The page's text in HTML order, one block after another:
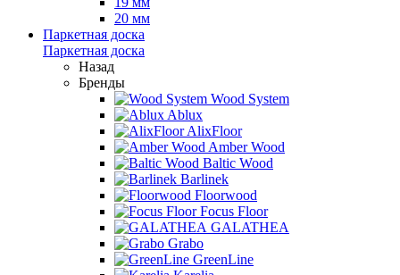
20 мм
Паркетная доска
Паркетная доска
Назад
Бренды
Wood System
Ablux
AlixFloor
Amber Wood
Baltic Wood
Barlinek
Floorwood
Focus Floor
GALATHEA
Grabo
GreenLine